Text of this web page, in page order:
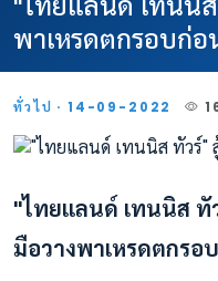
พาเหรดตกรอบก่อ
ทั่วไป · 14-09-2022
"ไทยแลนด์ เทนนิส ทั
มือวางพาเหรดตกรอ